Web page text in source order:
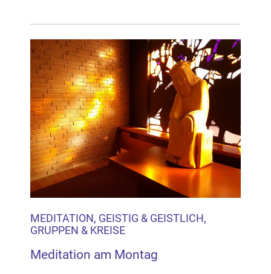
MEDITATION, GEISTIG & GEISTLICH,
GRUPPEN & KREISE
Meditation am Montag